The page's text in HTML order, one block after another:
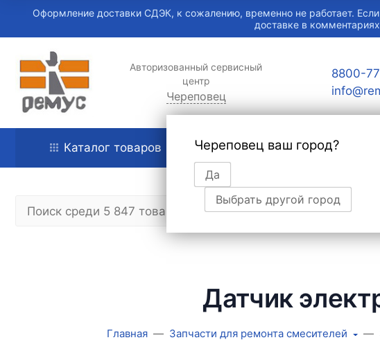
Оформление доставки СДЭК, к сожалению, временно не работает.
доставке в
Авторизованный сервисный
центр
Череповец
Череповец ваш город?
Да
Выбрать другой город
8800-
Каталог товаров Главная Услуги
Датчик
Главная Запчасти для ремонта смесителей